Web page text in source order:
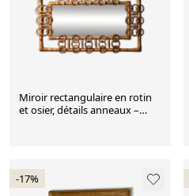
Miroir rectangulaire en rotin
et osier, détails anneaux –
-17%